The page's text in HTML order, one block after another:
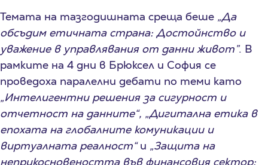
Темата на тазгодишната среща беше „Да
обсъдим етичната страна: Достойнство и
уважение в управлявания от данни живот”. В
рамките на 4 дни в Брюксел и София се
проведоха паралелни дебати по теми като
„Интелигентни решения за сигурност и
отчетност на данните“, „Дигитална етика в
епохата на глобалните комуникации и
виртуалната реалност“и „Защита на
неприкосновеността във финансовия сектор: